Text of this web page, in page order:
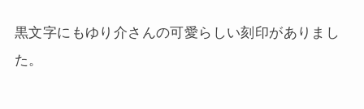
黒文字にもゆり介さんの可愛らしい刻印がありまし
た。